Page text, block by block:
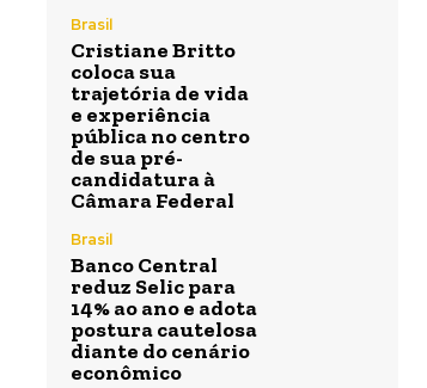
Brasil
Cristiane Britto
coloca sua
trajetória de vida
e experiência
pública no centro
de sua pré-
candidatura à
Câmara Federal
Brasil
Banco Central
reduz Selic para
14% ao ano e adota
postura cautelosa
diante do cenário
econômico